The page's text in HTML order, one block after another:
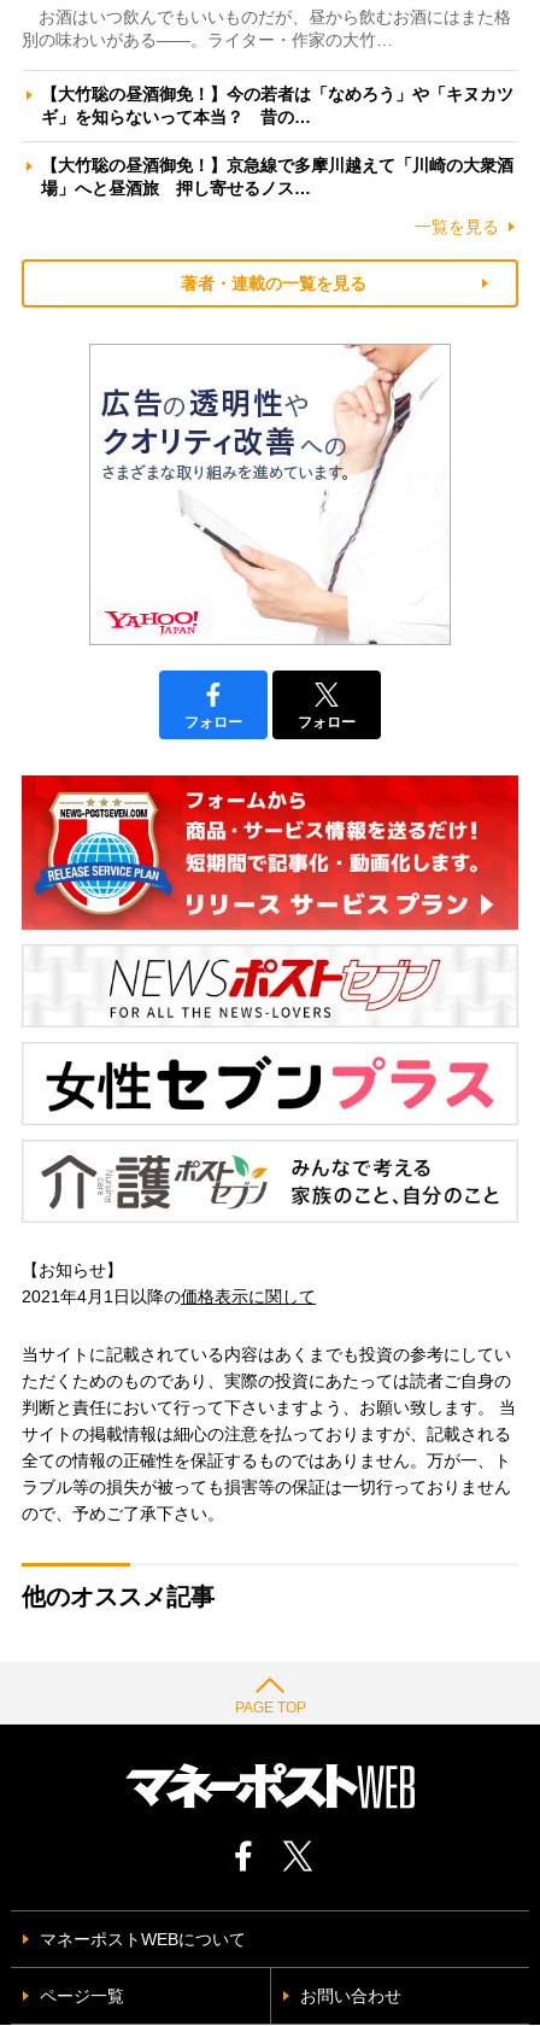
お酒はいつ飲んでもいいものだが、昼から飲むお酒にはまた格
別の味わいがある――。ライター・作家の大竹…
【大竹聡の昼酒御免！】今の若者は「なめろう」や「キヌカツ
ギ」を知らないって本当？ 昔の…
【大竹聡の昼酒御免！】京急線で多摩川越えて「川崎の大衆酒
場」へと昼酒旅 押し寄せるノス…
一覧を見る
著者・連載の一覧を見る
フォロー フォロー
【お知らせ】
2021年4月1日以降の価格表示に関して
当サイトに記載されている内容はあくまでも投資の参考にしてい
ただくためのものであり、実際の投資にあたっては読者ご自身の
判断と責任において行って下さいますよう、お願い致します。 当
サイトの掲載情報は細心の注意を払っておりますが、記載される
全ての情報の正確性を保証するものではありません。万が一、ト
ラブル等の損失が被っても損害等の保証は一切行っておりません
ので、予めご了承下さい。
他のオススメ記事
PAGE TOP
マネーポストWEBについて
ページ一覧 お問い合わせ